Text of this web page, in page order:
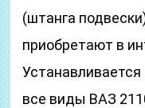
(штанга
приобретают в
все виды ВАЗ